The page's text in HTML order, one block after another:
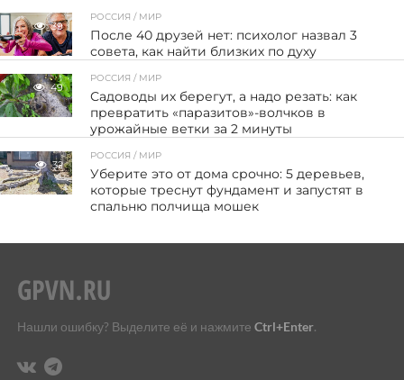
39
РОССИЯ / МИР
После 40 друзей нет: психолог назвал 3
совета, как найти близких по духу
49
РОССИЯ / МИР
Садоводы их берегут, а надо резать: как
превратить «паразитов»-волчков в
урожайные ветки за 2 минуты
32
РОССИЯ / МИР
Уберите это от дома срочно: 5 деревьев,
которые треснут фундамент и запустят в
спальню полчища мошек
Нашли ошибку? Выделите её и нажмите Ctrl+Enter.